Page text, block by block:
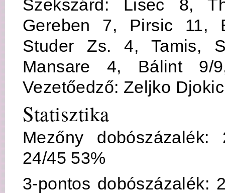
Szekszárd: Lisec 8,
Gereben 7, Pirsic 11,
Studer Zs. 4, Tamis,
Mansare 4, Bálint 9/
Vezetőedző: Zeljko Djokic
Statisztika
Mezőny
24/45 53%
3-pontos dobószázalék: